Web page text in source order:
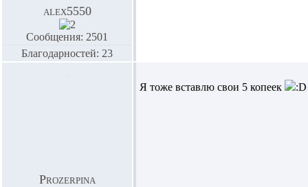
alex5550
Сообщения: 2501
Благодарностей: 23
Prozerpina
Я тоже вставлю свои 5 копеек